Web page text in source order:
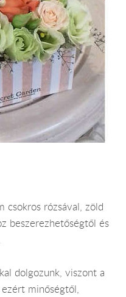
csokros rózsával, zöld
beszerezhetőségtől és
dolgozunk, viszont a
minőségtől,